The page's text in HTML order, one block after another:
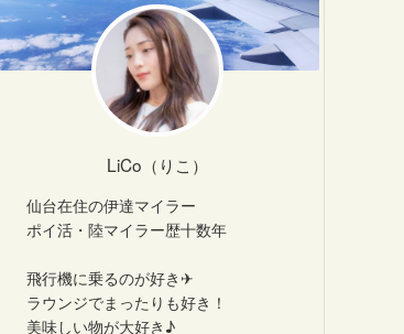
LiCo（りこ）
仙台在住の伊達マイラー
ポイ活・陸マイラー歴十数年
飛行機に乗るのが好き✈
ラウンジでまったりも好き！
美味しい物が大好き♪